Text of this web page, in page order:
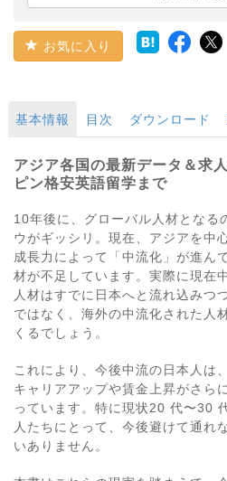
お気に入り
基本情報 目次 ダウンロード
アジア各国の最新データ＆求
ピン格安英語留学まで
10年後に、グローバル人材となる
ウがギッシリ。現在、アジアを中
成長力によって「中流化」が進ん
材が不足しています。実際に現在
人材はすでに日本へと流れ込みつ
ではなく、海外の中流化された人
くるでしょう。
これにより、今後中流の日本人は
キャリアアップや賃金上昇がさら
っています。特に現状20 代〜30
人たちにとって、今後避けて通れ
いありません。